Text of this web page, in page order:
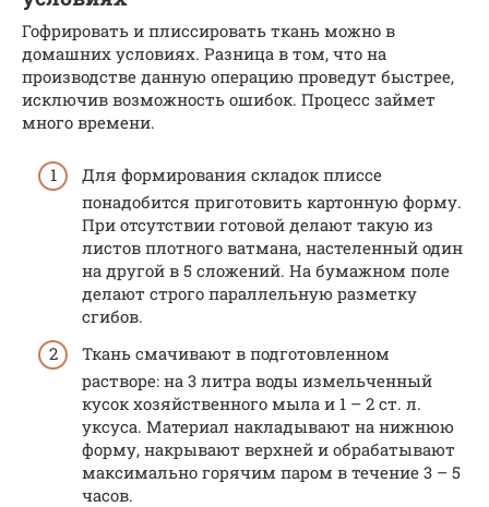
Гофрировать и плиссировать ткань можно в
домашних условиях. Разница в том, что на
производстве данную операцию проведут быстрее,
исключив возможность ошибок. Процесс займет
много времени.
Для формирования складок плиссе
понадобится приготовить картонную форму.
При отсутствии готовой делают такую из
листов плотного ватмана, настеленный один
на другой в 5 сложений. На бумажном поле
делают строго параллельную разметку
сгибов.
Ткань смачивают в подготовленном
растворе: на 3 литра воды измельченный
кусок хозяйственного мыла и 1 – 2 ст. л.
уксуса. Материал накладывают на нижнюю
форму, накрывают верхней и обрабатывают
максимально горячим паром в течение 3 – 5
часов.